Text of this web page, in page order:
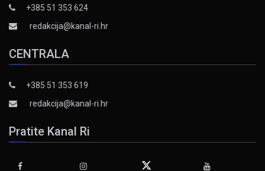
+385 51 353 624
redakcija@kanal-ri.hr
CENTRALA
+385 51 353 619
redakcija@kanal-ri.hr
Pratite Kanal Ri